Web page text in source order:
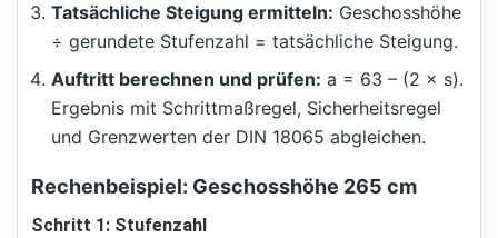
Tatsächliche Steigung ermitteln: Geschosshöhe
÷ gerundete Stufenzahl = tatsächliche Steigung.
Auftritt berechnen und prüfen: a = 63 – (2 × s).
Ergebnis mit Schrittmaßregel, Sicherheitsregel
und Grenzwerten der DIN 18065 abgleichen.
Rechenbeispiel: Geschosshöhe 265 cm
Schritt 1: Stufenzahl